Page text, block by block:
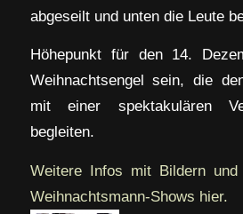
abgeseilt und unten die Leute
Höhepunkt für den 14.
Weihnachtsengel sein, die
mit einer spektakulären
begleiten.
Weitere Infos mit Bildern
Weihnachtsmann-Shows hier.